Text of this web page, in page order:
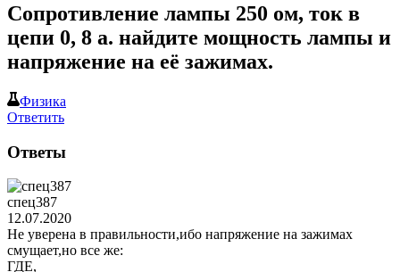
Сопротивление лампы 250 ом, ток в
цепи 0, 8 а. найдите мощность лампы и
напряжение на её зажимах.
Физика
Ответить
Ответы
спец387
12.07.2020
Не уверена в правильности,ибо напряжение на зажимах
смущает,но все же:
ГДЕ,